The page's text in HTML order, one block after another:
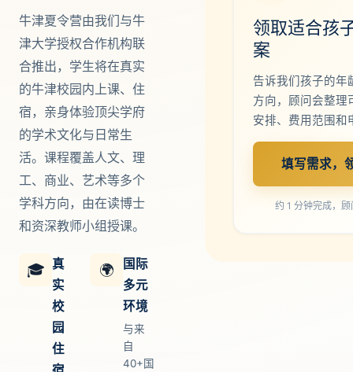
牛津夏令营由我们与牛
津大学授权合作机构联
合推出，学生将在真实
的牛津校园内上课、住
宿，亲身体验顶尖学府
的学术文化与日常生
活。课程覆盖人文、理
工、商业、艺术等多个
学科方向，由在读博士
和资深教师小组授课。
🎓 真
实
校
园
住
🌍
国际
多元
环境
与来
自
40+国
领取适合孩
案
告诉我们孩子的年
方向，顾问会整理
安排、费用范围和
填写需求，
约 1 分钟完成，